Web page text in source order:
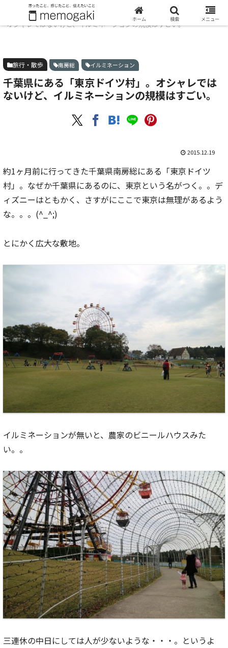
ホーム 旅行・散歩
千葉県にある「東京ドイツ村」。
オシャレではないけど、イルミネーションの規模はすごい。
旅行・散歩 南房総 イルミネーション
千葉県にある「東京ドイツ村」。オシャレでは
ないけど、イルミネーションの規模はすごい。
2015.12.19
約1ヶ月前に行ってきた千葉県南房総にある「東京ドイツ
村」。なぜか千葉県にあるのに、東京という名がつく。。デ
ィズニーはともかく、さすがにここで東京は無理があるよう
な。。。(^_^;)
とにかく広大な敷地。
イルミネーションが無いと、農家のビニールハウスみた
い。。
三連休の中日にしては人が少ないような・・・。というよ
ホーム 検索 メニュー